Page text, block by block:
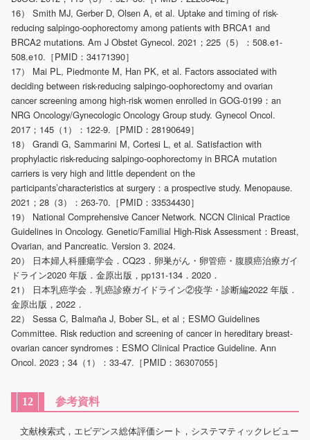
16） Smith MJ, Gerber D, Olsen A, et al. Uptake and timing of risk-
reducing salpingo-oophorectomy among patients with BRCA1 and
BRCA2 mutations. Am J Obstet Gynecol. 2021；225（5）：508.e1-
508.e10.［PMID：34171390］
17） Mai PL, Piedmonte M, Han PK, et al. Factors associated with
deciding between risk-reducing salpingo-oophorectomy and ovarian
cancer screening among high-risk women enrolled in GOG-0199：an
NRG Oncology/Gynecologic Oncology Group study. Gynecol Oncol.
2017；145（1）：122-9.［PMID：28190649］
18） Grandi G, Sammarini M, Cortesi L, et al. Satisfaction with
prophylactic risk-reducing salpingo-oophorectomy in BRCA mutation
carriers is very high and little dependent on the
participantsʼcharacteristics at surgery：a prospective study. Menopause.
2021；28（3）：263-70.［PMID：33534430］
19） National Comprehensive Cancer Network. NCCN Clinical Practice
Guidelines in Oncology. Genetic/Familial High-Risk Assessment：Breast,
Ovarian, and Pancreatic. Version 3. 2024.
20） 日本婦人科腫瘍学会．CQ23．卵巣がん・卵管癌・腹膜癌治療ガイ
ドライン2020 年版．金原出版，pp131-134．2020．
21） 日本乳癌学会．乳癌診療ガイドライン②疫学・診断編2022 年版．
金原出版，2022．
22） Sessa C, Balmaña J, Bober SL, et al；ESMO Guidelines
Committee. Risk reduction and screening of cancer in hereditary breast-
ovarian cancer syndromes：ESMO Clinical Practice Guideline. Ann
Oncol. 2023；34（1）：33-47.［PMID：36307055］
12 参考資料
文献検索式，エビデンス総体評価シート，システマティックレビュー